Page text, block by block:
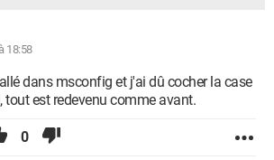
18:58
dans msconfig et j'ai dû cocher la case
tout est redevenu comme avant.
0